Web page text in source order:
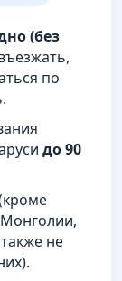
(без
по
до 90
не